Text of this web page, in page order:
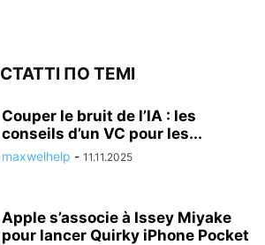
СТАТТІ ПО ТЕМІ
Couper le bruit de l’IA : les
conseils d’un VC pour les...
maxwelhelp - 11.11.2025
Apple s’associe à Issey Miyake
pour lancer Quirky iPhone Pocket